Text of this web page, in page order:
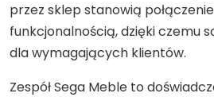
przez sklep stanowią
funkcjonalnością, dzięki czemu
dla wymagających klientów.
Zespół Sega Meble to